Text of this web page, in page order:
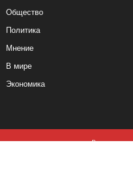
Общество
Политика
Мнение
В мире
Экономика
Все новости